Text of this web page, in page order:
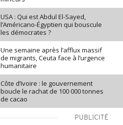
USA : Qui est Abdul El-Sayed,
l’Américano-Égyptien qui bouscule
les démocrates ?
Une semaine après l’afflux massif
de migrants, Ceuta face à l’urgence
humanitaire
Côte d’Ivoire : le gouvernement
boucle le rachat de 100 000 tonnes
de cacao
PUBLICITÉ